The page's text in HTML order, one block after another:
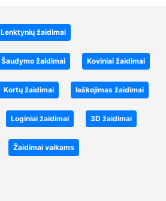
Lenktynių žaidimai
Šaudymo žaidimai Koviniai žaidimai
Kortų žaidimai Ieškojimas žaidimai
Loginiai žaidimai 3D žaidimai
Žaidimai vaikams